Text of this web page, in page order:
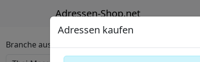
Adressen-Shop.net
Branche auswählen Deutschland
Adressen kaufen